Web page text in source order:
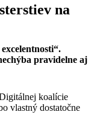
na
pravidelne aj
koalície
vlastný dostatočne